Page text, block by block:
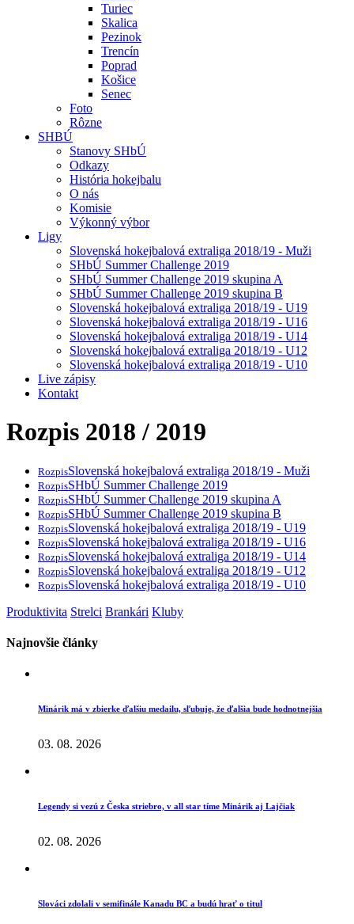
Turiec
Skalica
Pezinok
Trencín
Poprad
Košice
Senec
Foto
Rôzne
SHBÚ
Stanovy SHbÚ
Odkazy
História hokejbalu
O nás
Komisie
Výkonný výbor
Ligy
Slovenská hokejbalová extraliga 2018/19 - Muži
SHbÚ Summer Challenge 2019
SHbÚ Summer Challenge 2019 skupina A
SHbÚ Summer Challenge 2019 skupina B
Slovenská hokejbalová extraliga 2018/19 - U19
Slovenská hokejbalová extraliga 2018/19 - U16
Slovenská hokejbalová extraliga 2018/19 - U14
Slovenská hokejbalová extraliga 2018/19 - U12
Slovenská hokejbalová extraliga 2018/19 - U10
Live zápisy
Kontakt
Rozpis 2018 / 2019
RozpisSlovenská hokejbalová extraliga 2018/19 - Muži
RozpisSHbÚ Summer Challenge 2019
RozpisSHbÚ Summer Challenge 2019 skupina A
RozpisSHbÚ Summer Challenge 2019 skupina B
RozpisSlovenská hokejbalová extraliga 2018/19 - U19
RozpisSlovenská hokejbalová extraliga 2018/19 - U16
RozpisSlovenská hokejbalová extraliga 2018/19 - U14
RozpisSlovenská hokejbalová extraliga 2018/19 - U12
RozpisSlovenská hokejbalová extraliga 2018/19 - U10
Produktivita Strelci Brankári Kluby
Najnovšie články
Minárik má v zbierke ďalšiu medailu, sľubuje, že ďalšia bude hodnotnejšia
03. 08. 2026
Legendy si vezú z Česka striebro, v all star tíme Minárik aj Lajčiak
02. 08. 2026
Slováci zdolali v semifinále Kanadu BC a budú hrať o titul